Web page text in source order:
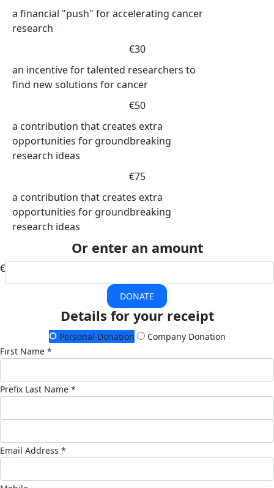
a financial "push" for accelerating cancer
research
€30
an incentive for talented researchers to
find new solutions for cancer
€50
a contribution that creates extra
opportunities for groundbreaking
research ideas
€75
a contribution that creates extra
opportunities for groundbreaking
research ideas
Or enter an amount
€
DONATE
Details for your receipt
Personal Donation
Company Donation
First Name *
Prefix Last Name *
Email Address *